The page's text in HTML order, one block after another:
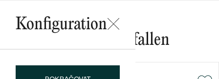
Bestseller
Konfiguration
Das könnte Ihnen gefallen